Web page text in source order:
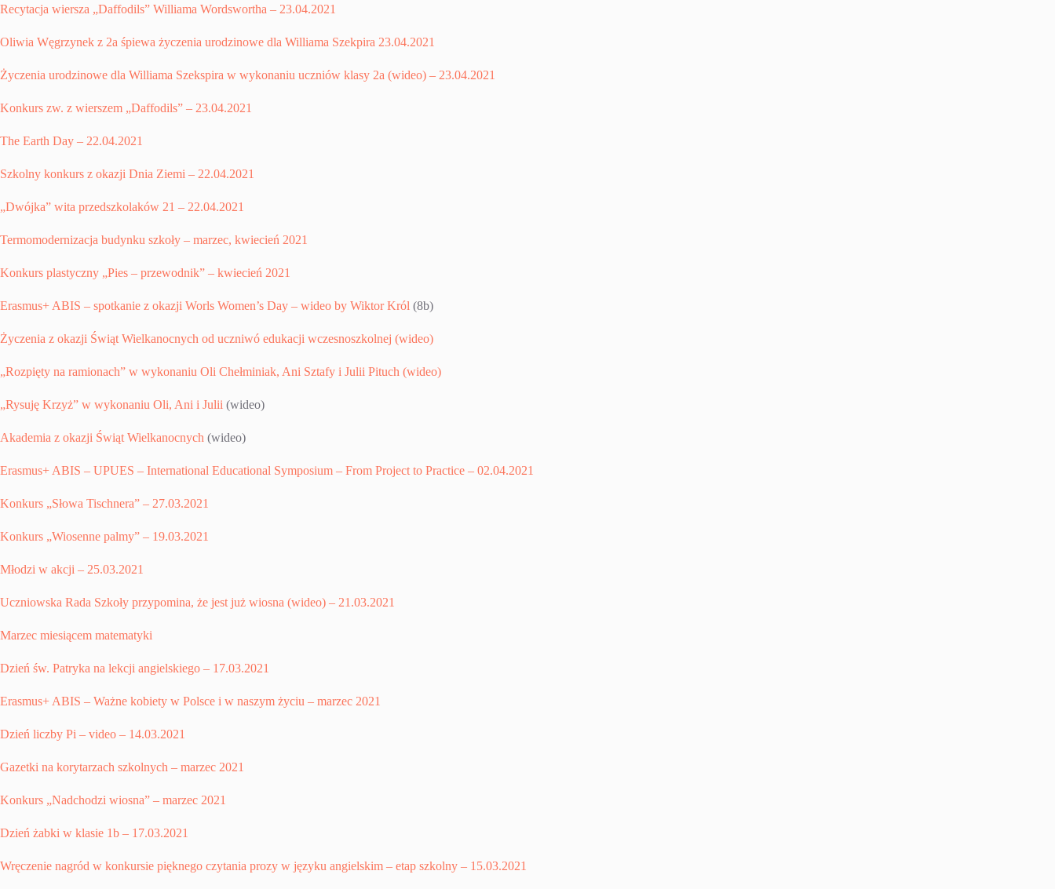
Recytacja wiersza „Daffodils” Williama Wordswortha – 23.04.2021
Oliwia Węgrzynek z 2a śpiewa życzenia urodzinowe dla Williama Szekpira 23.04.2021
Życzenia urodzinowe dla Williama Szekspira w wykonaniu uczniów klasy 2a (wideo) – 23.04.2021
Konkurs zw. z wierszem „Daffodils” – 23.04.2021
The Earth Day – 22.04.2021
Szkolny konkurs z okazji Dnia Ziemi – 22.04.2021
„Dwójka” wita przedszkolaków 21 – 22.04.2021
Termomodernizacja budynku szkoły – marzec, kwiecień 2021
Konkurs plastyczny „Pies – przewodnik” – kwiecień 2021
Erasmus+ ABIS – spotkanie z okazji Worls Women’s Day – wideo by Wiktor Król (8b)
Życzenia z okazji Świąt Wielkanocnych od uczniwó edukacji wczesnoszkolnej (wideo)
„Rozpięty na ramionach” w wykonaniu Oli Chełminiak, Ani Sztafy i Julii Pituch (wideo)
„Rysuję Krzyż” w wykonaniu Oli, Ani i Julii (wideo)
Akademia z okazji Świąt Wielkanocnych (wideo)
Erasmus+ ABIS – UPUES – International Educational Symposium – From Project to Practice – 02.04.2021
Konkurs „Słowa Tischnera” – 27.03.2021
Konkurs „Wiosenne palmy” – 19.03.2021
Młodzi w akcji – 25.03.2021
Uczniowska Rada Szkoły przypomina, że jest już wiosna (wideo) – 21.03.2021
Marzec miesiącem matematyki
Dzień św. Patryka na lekcji angielskiego – 17.03.2021
Erasmus+ ABIS – Ważne kobiety w Polsce i w naszym życiu – marzec 2021
Dzień liczby Pi – video – 14.03.2021
Gazetki na korytarzach szkolnych – marzec 2021
Konkurs „Nadchodzi wiosna” – marzec 2021
Dzień żabki w klasie 1b – 17.03.2021
Wręczenie nagród w konkursie pięknego czytania prozy w języku angielskim – etap szkolny – 15.03.2021